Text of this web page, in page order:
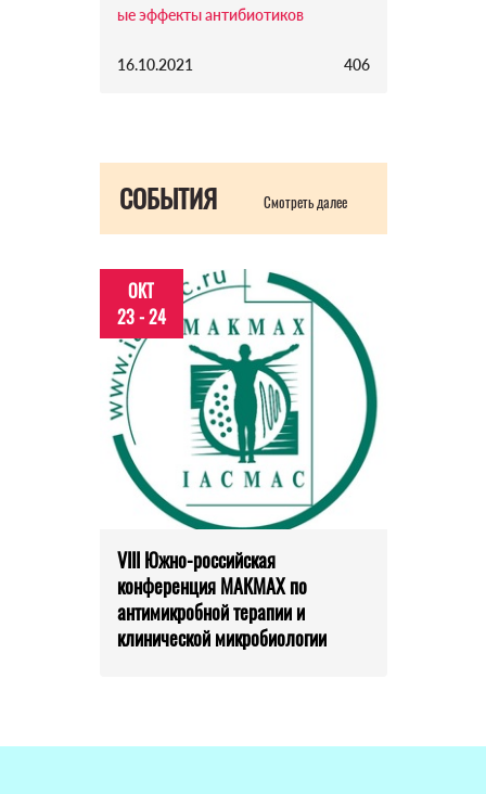
ые эффекты антибиотиков
16.10.2021 406
СОБЫТИЯ Смотреть далее
ОКТ
23 - 24
VIII Южно-российская
конференция МАКМАХ по
антимикробной терапии и
клинической микробиологии